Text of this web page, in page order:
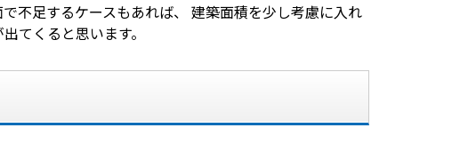
不足するケースもあれば、 建築面積を少し考慮に入れ
てくると思います。